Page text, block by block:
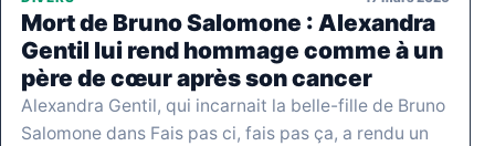
Mort de Bruno Salomone : Alexandra
Gentil lui rend hommage comme à un
père de cœur après son cancer
Alexandra Gentil, qui incarnait la belle-fille de Bruno
Salomone dans Fais pas ci, fais pas ça, a rendu un